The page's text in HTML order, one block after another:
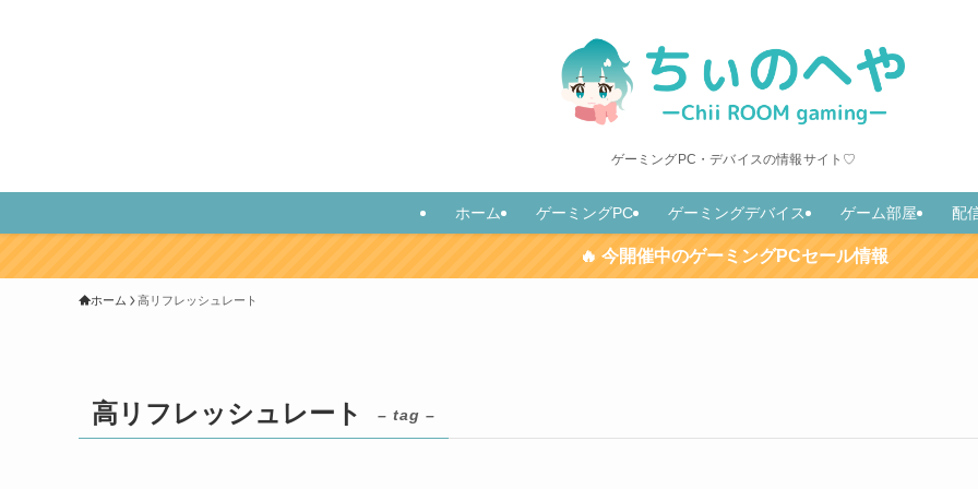
ゲーミングPC・デバイスの情報サイト♡
ホーム ゲーミングPC ゲーミングデバイス ゲーム部屋 配
🔥 今開催中のゲーミングPCセール情報
ホーム 高リフレッシュレート
高リフレッシュレート – tag –